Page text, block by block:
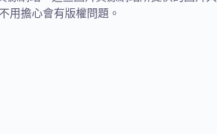
用擔心會有版權問題。